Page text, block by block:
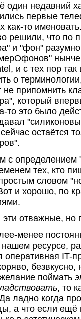
один недавний
первые
как-то
решили, что по
и "фон" разумно
и с тех пор
о
не припомнить
который
то это было
остаётся
с определением
тех, кто
словом
и хорошо, по
эти отважные,
менее
нашем ресурсе,
оперативная IT-
поймать
, то
ладно когда
а что если ещё